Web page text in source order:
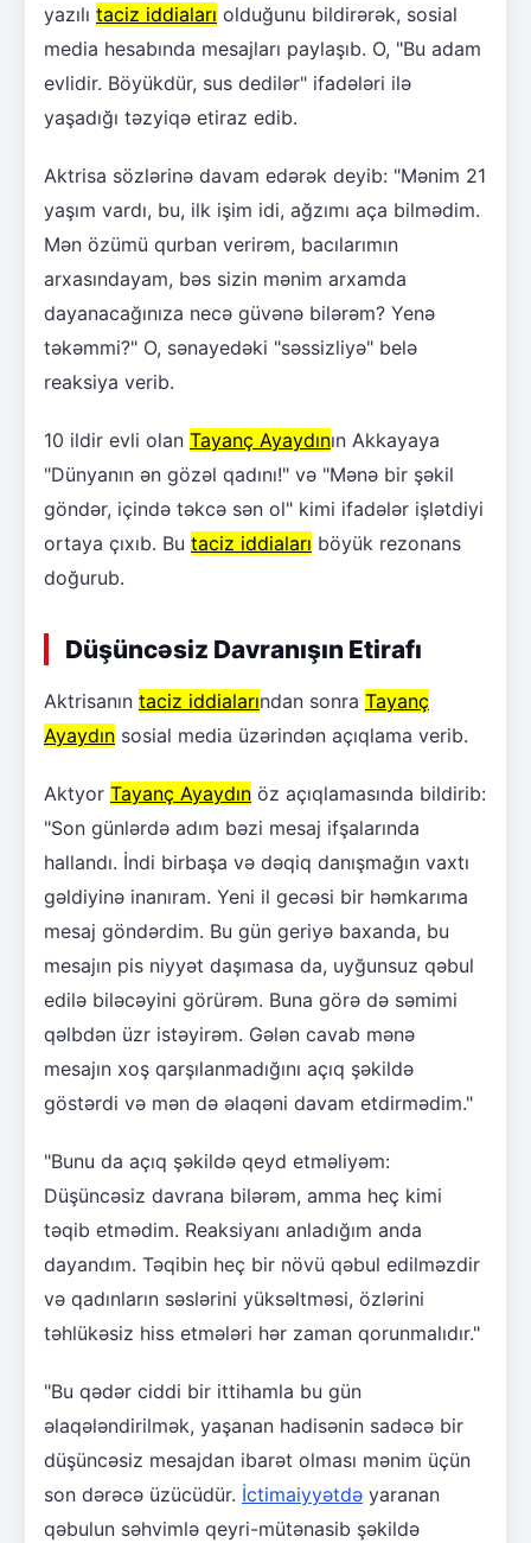
yazılı taciz iddiaları olduğunu bildirərək, sosial
media hesabında mesajları paylaşıb. O, "Bu adam
evlidir. Böyükdür, sus dedilər" ifadələri ilə
yaşadığı təzyiqə etiraz edib.
Aktrisa sözlərinə davam edərək deyib: "Mənim 21
yaşım vardı, bu, ilk işim idi, ağzımı aça bilmədim.
Mən özümü qurban verirəm, bacılarımın
arxasındayam, bəs sizin mənim arxamda
dayanacağınıza necə güvənə bilərəm? Yenə
təkəmmi?" O, sənayedəki "səssizliyə" belə
reaksiya verib.
10 ildir evli olan Tayanç Ayaydının Akkayaya
"Dünyanın ən gözəl qadını!" və "Mənə bir şəkil
göndər, içində təkcə sən ol" kimi ifadələr işlətdiyi
ortaya çıxıb. Bu taciz iddiaları böyük rezonans
doğurub.
Düşüncəsiz Davranışın Etirafı
Aktrisanın taciz iddialarından sonra Tayanç
Ayaydın sosial media üzərindən açıqlama verib.
Aktyor Tayanç Ayaydın öz açıqlamasında bildirib:
"Son günlərdə adım bəzi mesaj ifşalarında
hallandı. İndi birbaşa və dəqiq danışmağın vaxtı
gəldiyinə inanıram. Yeni il gecəsi bir həmkarıma
mesaj göndərdim. Bu gün geriyə baxanda, bu
mesajın pis niyyət daşımasa da, uyğunsuz qəbul
edilə biləcəyini görürəm. Buna görə də səmimi
qəlbdən üzr istəyirəm. Gələn cavab mənə
mesajın xoş qarşılanmadığını açıq şəkildə
göstərdi və mən də əlaqəni davam etdirmədim."
"Bunu da açıq şəkildə qeyd etməliyəm:
Düşüncəsiz davrana bilərəm, amma heç kimi
təqib etmədim. Reaksiyanı anladığım anda
dayandım. Təqibin heç bir növü qəbul edilməzdir
və qadınların səslərini yüksəltməsi, özlərini
təhlükəsiz hiss etmələri hər zaman qorunmalıdır."
"Bu qədər ciddi bir ittihamla bu gün
əlaqələndirilmək, yaşanan hadisənin sadəcə bir
düşüncəsiz mesajdan ibarət olması mənim üçün
son dərəcə üzücüdür. İctimaiyyətdə yaranan
qəbulun səhvimlə qeyri-mütənasib şəkildə